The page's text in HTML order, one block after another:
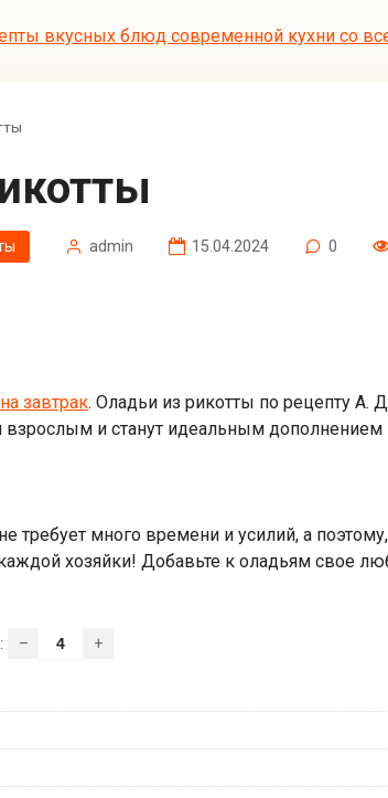
admin 15.04.2024 0
завтрак. Оладьи из рикотты по рецепту
и станут идеальным дополнением
требует много времени и усилий, а
хозяйки! Добавьте к оладьям свое
– +